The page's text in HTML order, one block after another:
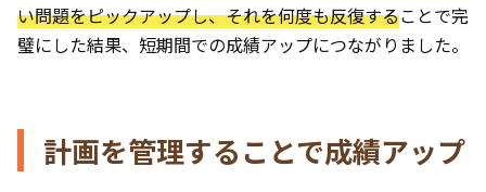
い問題をピックアップし、それを何度も反復することで完
璧にした結果、短期間での成績アップにつながりました。
計画を管理することで成績アップ